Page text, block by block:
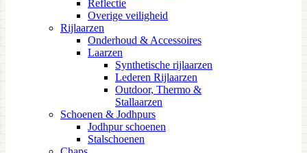
Reflectie
Overige veiligheid
Rijlaarzen
Onderhoud & Accessoires
Laarzen
Synthetische rijlaarzen
Lederen Rijlaarzen
Outdoor, Thermo &
Stallaarzen
Schoenen & Jodhpurs
Jodhpur schoenen
Stalschoenen